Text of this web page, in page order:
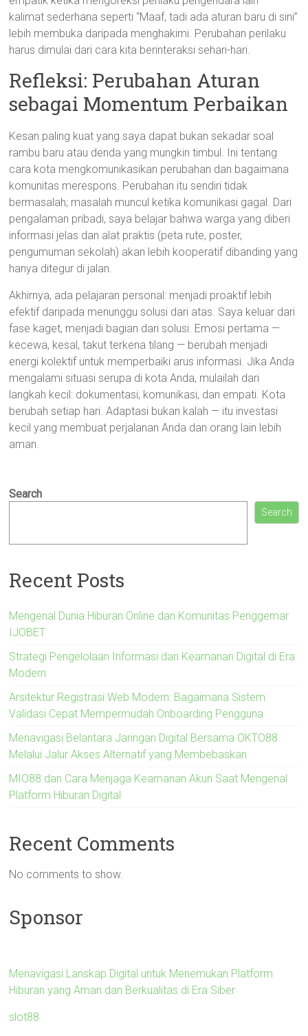
kalimat sederhana seperti “Maaf, tadi ada aturan baru di sini”
lebih membuka daripada menghakimi. Perubahan perilaku
harus dimulai dari cara kita berinteraksi sehari-hari.
Refleksi: Perubahan Aturan
sebagai Momentum Perbaikan
Kesan paling kuat yang saya dapat bukan sekadar soal
rambu baru atau denda yang mungkin timbul. Ini tentang
cara kota mengkomunikasikan perubahan dan bagaimana
komunitas merespons. Perubahan itu sendiri tidak
bermasalah; masalah muncul ketika komunikasi gagal. Dari
pengalaman pribadi, saya belajar bahwa warga yang diberi
informasi jelas dan alat praktis (peta rute, poster,
pengumuman sekolah) akan lebih kooperatif dibanding yang
hanya ditegur di jalan.
Akhirnya, ada pelajaran personal: menjadi proaktif lebih
efektif daripada menunggu solusi dari atas. Saya keluar dari
fase kaget, menjadi bagian dari solusi. Emosi pertama —
kecewa, kesal, takut terkena tilang — berubah menjadi
energi kolektif untuk memperbaiki arus informasi. Jika Anda
mengalami situasi serupa di kota Anda, mulailah dari
langkah kecil: dokumentasi, komunikasi, dan empati. Kota
berubah setiap hari. Adaptasi bukan kalah — itu investasi
kecil yang membuat perjalanan Anda dan orang lain lebih
aman.
Search
Search
Recent Posts
Mengenal Dunia Hiburan Online dan Komunitas Penggemar
IJOBET
Strategi Pengelolaan Informasi dan Keamanan Digital di Era
Modern
Arsitektur Registrasi Web Modern: Bagaimana Sistem
Validasi Cepat Mempermudah Onboarding Pengguna
Menavigasi Belantara Jaringan Digital Bersama OKTO88
Melalui Jalur Akses Alternatif yang Membebaskan
MIO88 dan Cara Menjaga Keamanan Akun Saat Mengenal
Platform Hiburan Digital
Recent Comments
No comments to show.
Sponsor
Menavigasi Lanskap Digital untuk Menemukan Platform
Hiburan yang Aman dan Berkualitas di Era Siber
slot88